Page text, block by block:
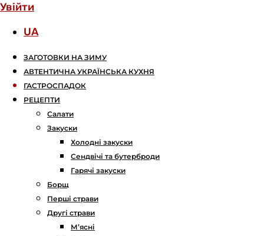
Увійти
UA
ЗАГОТОВКИ НА ЗИМУ
АВТЕНТИЧНА УКРАЇНСЬКА КУХНЯ
ГАСТРОСПАДОК
РЕЦЕПТИ
Салати
Закуски
Холодні закуски
Сендвічі та бутерброди
Гарячі закуски
Борщ
Перші страви
Другі страви
М’ясні